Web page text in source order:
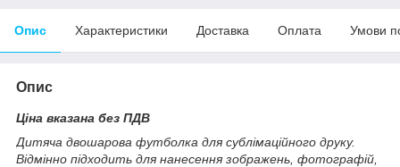
Опис Характеристики Доставка Оплата Умови
Опис
Ціна вказана без ПДВ
Дитяча двошарова футболка для сублімаційного друку.
Відмінно підходить для нанесення зображень, фотографій,